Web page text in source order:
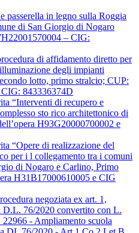
passerella in legno sulla Roggia
di San Giorgio di Nogaro
– CIG:
di affidamento diretto per
degli impianti
lotto, primo stralcio; CUP:
843336374D
“Interventi di recupero e
sto rico architettonico di
H93G20000700002 e
“Opere di realizzazione del
per i l collegamento tra i comuni
di Nogaro e Carlino, Primo
H31B17000610005 e CIG
negoziata ex art. 1,
D.L. 76/2020 convertito con L.
- Ampliamento scuola